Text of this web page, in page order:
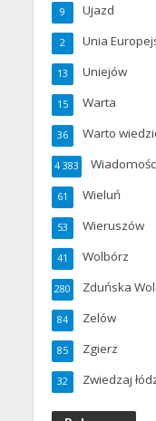
Ujazd
9
Unia
2
Uniejów
13
Warta
15
Warto
36
4 383
Wieluń
61
Wieruszów
53
Wolbórz
41
Zduńska
280
Zelów
84
Zgierz
85
Zwiedzaj
32